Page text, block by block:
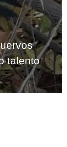
talento